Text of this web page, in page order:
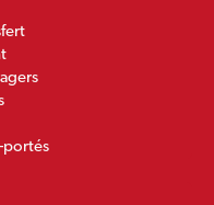
portés